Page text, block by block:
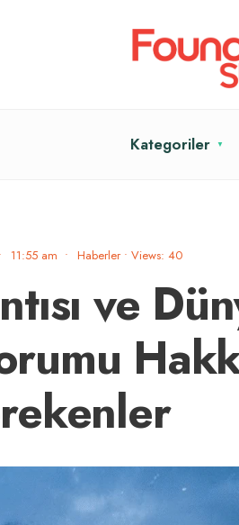
Kategoriler
• 11:55 am • Haberler • Views: 40
ve